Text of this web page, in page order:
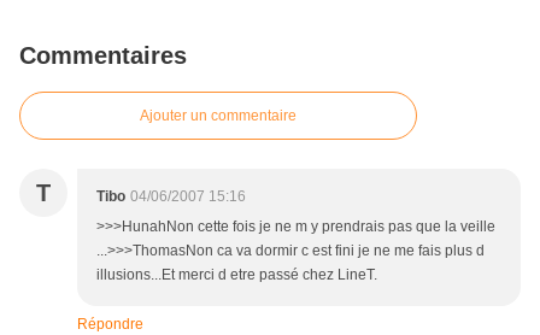
Commentaires
Ajouter un commentaire
T Tibo 04/06/2007 15:16
>>>HunahNon cette fois je ne m y prendrais pas que la veille
...>>>ThomasNon ca va dormir c est fini je ne me fais plus d
illusions...Et merci d etre passé chez LineT.
Répondre